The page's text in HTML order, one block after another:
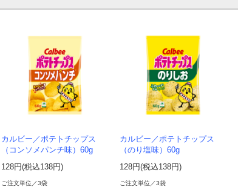
カルビー／ポテトチップス
（コンソメパンチ味）60g
128円(税込138円)
ご注文単位／3袋
カルビー／ポテトチップス
（のり塩味）60g
128円(税込138円)
ご注文単位／3袋